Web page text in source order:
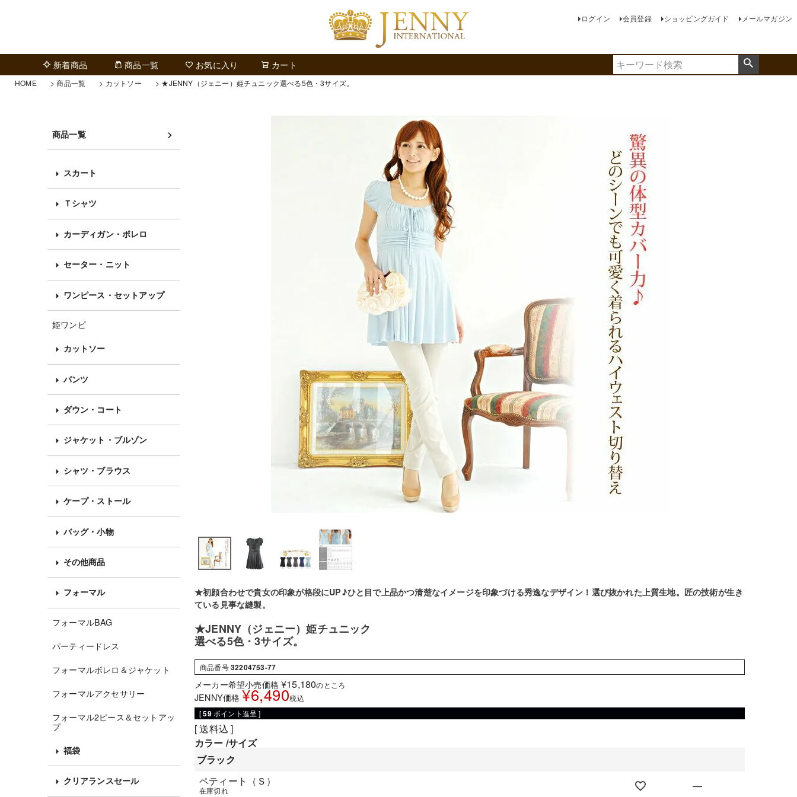
ログイン 会員登録 ショッピングガイド メールマガジン
新着商品 商品一覧 お気に入り カート
HOME 商品一覧 カットソー ★JENNY（ジェニー）姫チュニック選べる5色・3サイズ。
商品一覧
スカート
Ｔシャツ
カーディガン・ボレロ
セーター・ニット
ワンピース・セットアップ
姫ワンピ
カットソー
パンツ
ダウン・コート
ジャケット・ブルゾン
シャツ・ブラウス
ケープ・ストール
バッグ・小物
その他商品
フォーマル
フォーマルBAG
パーティードレス
フォーマルボレロ＆ジャケット
フォーマルアクセサリー
フォーマル2ピース＆セットアッ
プ
福袋
クリアランスセール
★初顔合わせで貴女の印象が格段にUP♪ひと目で上品かつ清楚なイメージを印象づける秀逸なデザイン！選び抜かれた上質生地。匠の技術が生き
ている見事な縫製。
★JENNY（ジェニー）姫チュニック
選べる5色・3サイズ。
商品番号32204753-77
メーカー希望小売価格¥15,180のところ
JENNY価格 ¥6,490税込
[ 59 ポイント進呈 ]
送料込
カラー サイズ
ブラック
ペティート（Ｓ）
在庫切れ
—